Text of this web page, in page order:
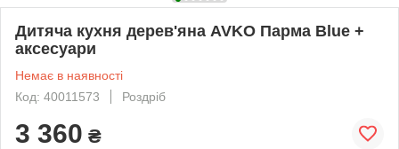
Дитяча кухня дерев'яна AVKO Парма Blue +
аксесуари
Немає в наявності
Код: 40011573
Роздріб
3 360 ₴